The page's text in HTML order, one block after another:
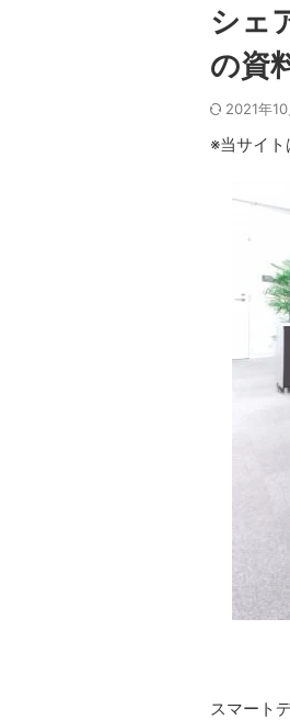
シェ
の資
2021年
※当サイ
スマート